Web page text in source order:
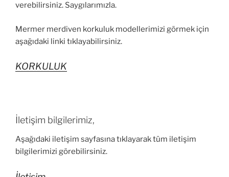
verebilirsiniz. Saygılarımızla.
Mermer merdiven korkuluk modellerimizi görmek için
aşağıdaki linki tıklayabilirsiniz.
KORKULUK
İletişim bilgilerimiz,
Aşağıdaki iletişim sayfasına tıklayarak tüm iletişim
bilgilerimizi görebilirsiniz.